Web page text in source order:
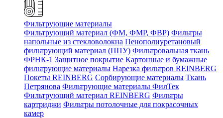
Фильтрующие материалы
Фильтрующий материал (ФМ, ФМР, ФВР) Фильтры
напольные из стекловолокна Пенополиуретановый
фильтрующий материал (ППУ) Фильтровальная ткань
ФРНК-1 Защитное покрытие Картонные и бумажные
фильтрующие материалы Нарезка фильтров REINBERG
Покеты REINBERG Сорбирующие материалы Ткань
Петрянова Фильтрующие материалы ФилТек
Фильтрующий материал REINBERG Фильтры
картриджи Фильтры потолочные для покрасочных
камер